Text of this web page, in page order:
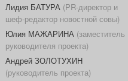
Лидия БАТУРА (PR-директор и
шеф-редактор новостной совы)
Юлия МАЖАРИНА (заместитель
руководителя проекта)
Андрей ЗОЛОТУХИН
(руководитель проекта)